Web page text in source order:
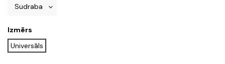
Izmērs
Universāls